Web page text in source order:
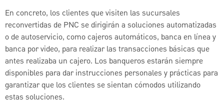
En concreto, los clientes que visiten las sucursales
reconvertidas de PNC se dirigirán a soluciones automatizadas
o de autoservicio, como cajeros automáticos, banca en línea y
banca por video, para realizar las transacciones básicas que
antes realizaba un cajero. Los banqueros estarán siempre
disponibles para dar instrucciones personales y prácticas para
garantizar que los clientes se sientan cómodos utilizando
estas soluciones.